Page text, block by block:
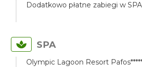
Dodatkowo płatne zabiegi w SPA
SPA
Olympic Lagoon Resort